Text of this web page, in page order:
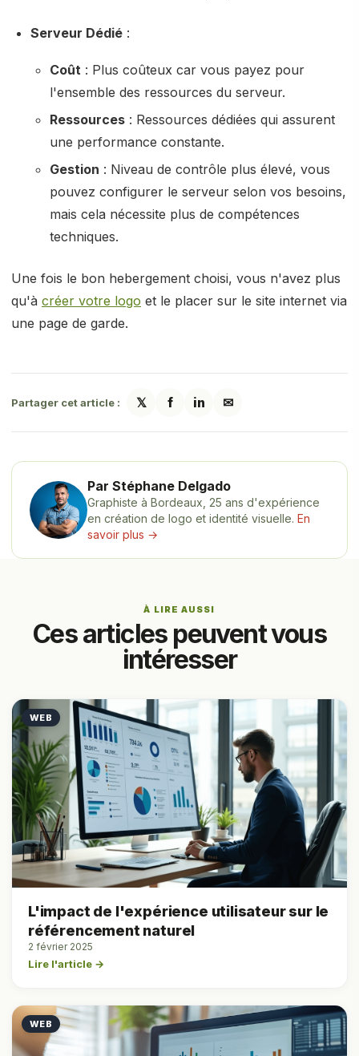
Serveur Dédié :
Coût : Plus coûteux car vous payez pour
l'ensemble des ressources du serveur.
Ressources : Ressources dédiées qui assurent
une performance constante.
Gestion : Niveau de contrôle plus élevé, vous
pouvez configurer le serveur selon vos besoins,
mais cela nécessite plus de compétences
techniques.
Une fois le bon hebergement choisi, vous n'avez plus
qu'à créer votre logo et le placer sur le site internet via
une page de garde.
Partager cet article : 𝕏 f in ✉
Par Stéphane Delgado
Graphiste à Bordeaux, 25 ans d'expérience
en création de logo et identité visuelle. En
savoir plus →
À LIRE AUSSI
Ces articles peuvent vous
intéresser
WEB
L'impact de l'expérience utilisateur sur le
référencement naturel
2 février 2025
Lire l'article →
WEB